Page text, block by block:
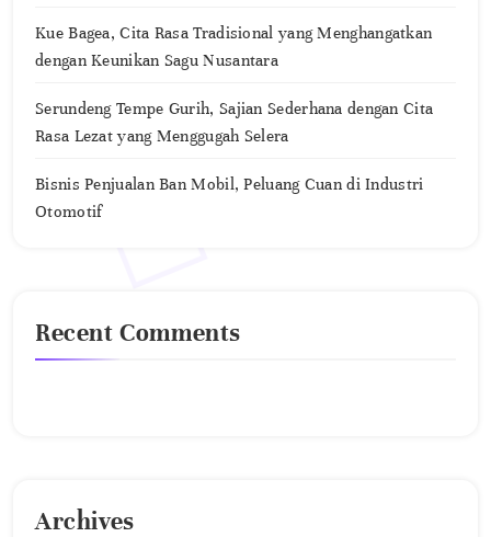
Kue Bagea, Cita Rasa Tradisional yang Menghangatkan
dengan Keunikan Sagu Nusantara
Serundeng Tempe Gurih, Sajian Sederhana dengan Cita
Rasa Lezat yang Menggugah Selera
Bisnis Penjualan Ban Mobil, Peluang Cuan di Industri
Otomotif
Recent Comments
Archives